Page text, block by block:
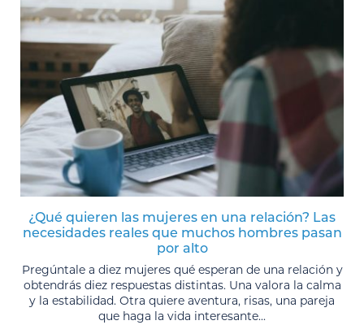
¿Qué quieren las mujeres en una relación? Las
necesidades reales que muchos hombres pasan
por alto
Pregúntale a diez mujeres qué esperan de una relación y
obtendrás diez respuestas distintas. Una valora la calma
y la estabilidad. Otra quiere aventura, risas, una pareja
que haga la vida interesante...